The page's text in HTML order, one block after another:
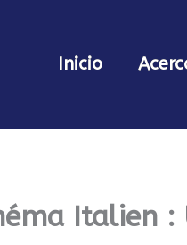
Inicio
Italien :